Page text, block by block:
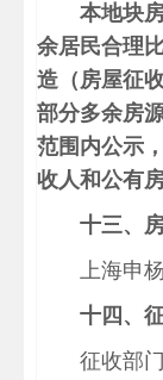
本地块
余居民合理
造（房屋征
部分多余房
范围内公示
收人和公有
十三、
上海申
十四、
征收部